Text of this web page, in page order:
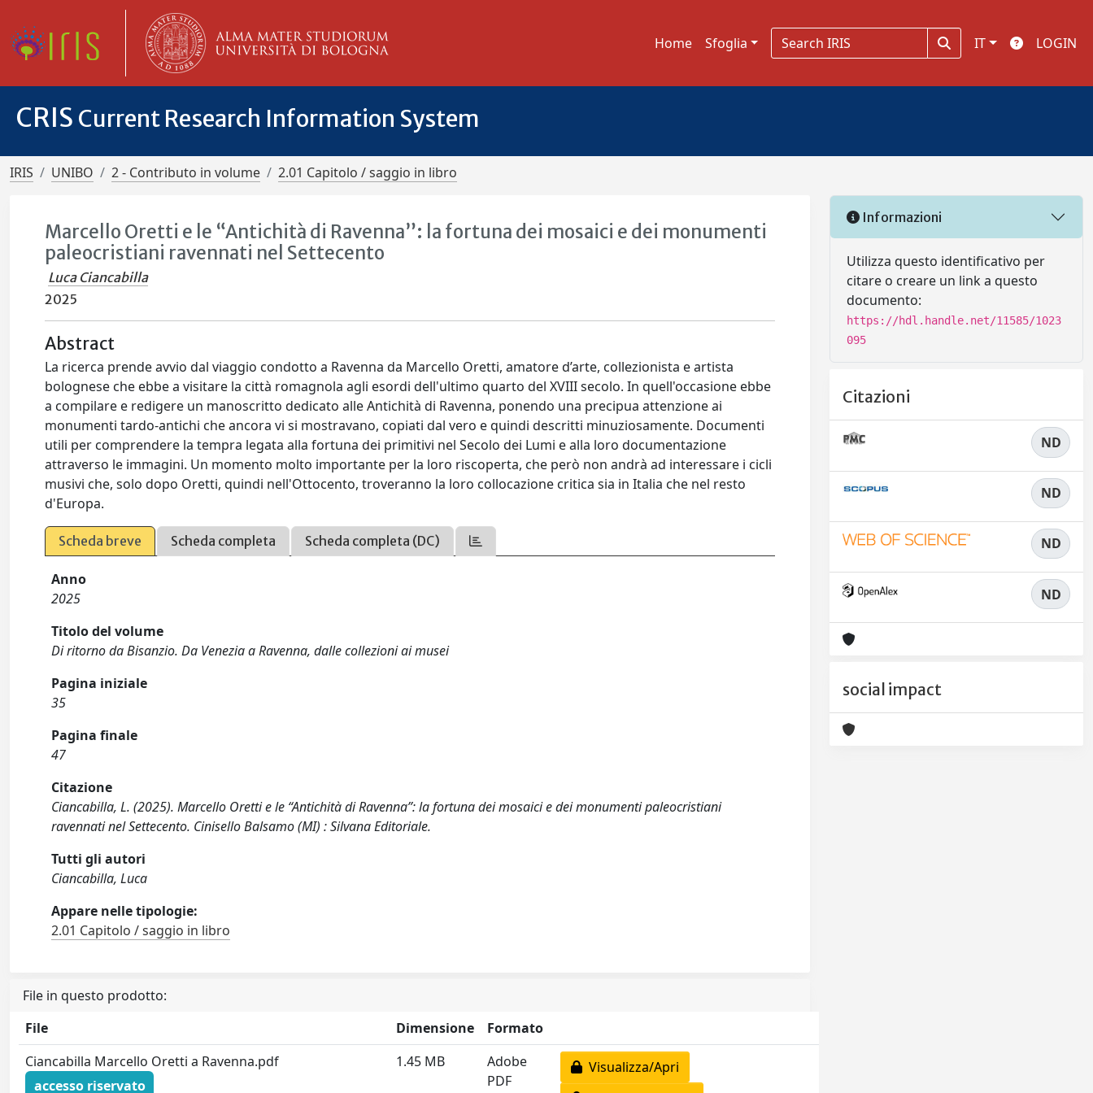
Home Sfoglia IT LOGIN
CRIS Current Research Information System
IRIS UNIBO 2 - Contributo in volume 2.01 Capitolo / saggio in libro
Marcello Oretti e le “Antichità di Ravenna”: la fortuna dei mosaici e dei monumenti
paleocristiani ravennati nel Settecento
Luca Ciancabilla
2025
Abstract
La ricerca prende avvio dal viaggio condotto a Ravenna da Marcello Oretti, amatore d’arte, collezionista e artista
bolognese che ebbe a visitare la città romagnola agli esordi dell'ultimo quarto del XVIII secolo. In quell'occasione ebbe
a compilare e redigere un manoscritto dedicato alle Antichità di Ravenna, ponendo una precipua attenzione ai
monumenti tardo-antichi che ancora vi si mostravano, copiati dal vero e quindi descritti minuziosamente. Documenti
utili per comprendere la tempra legata alla fortuna dei primitivi nel Secolo dei Lumi e alla loro documentazione
attraverso le immagini. Un momento molto importante per la loro riscoperta, che però non andrà ad interessare i cicli
musivi che, solo dopo Oretti, quindi nell'Ottocento, troveranno la loro collocazione critica sia in Italia che nel resto
d'Europa.
Scheda breve Scheda completa Scheda completa (DC)
Anno
2025
Titolo del volume
Di ritorno da Bisanzio. Da Venezia a Ravenna, dalle collezioni ai musei
Pagina iniziale
35
Pagina finale
47
Citazione
Ciancabilla, L. (2025). Marcello Oretti e le “Antichità di Ravenna”: la fortuna dei mosaici e dei monumenti paleocristiani
ravennati nel Settecento. Cinisello Balsamo (MI) : Silvana Editoriale.
Tutti gli autori
Ciancabilla, Luca
Appare nelle tipologie:
2.01 Capitolo / saggio in libro
File in questo prodotto:
File
Dimensione
Formato
Ciancabilla Marcello Oretti a Ravenna.pdf
accesso riservato
1.45 MB
Adobe
PDF
Visualizza/Apri
Informazioni
Utilizza questo identificativo per
citare o creare un link a questo
documento:
https://hdl.handle.net/11585/1023
095
Citazioni
ND
ND
ND
ND
social impact